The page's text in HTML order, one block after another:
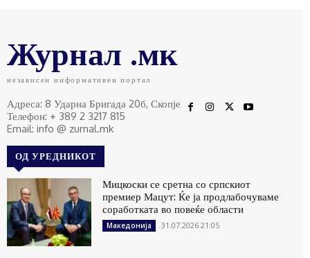
Журнал .мк
независен информативен портал
Адреса: 8 Ударна Бригада 20б, Скопје
Телефон: + 389 2 3217 815
Email: info @ zurnal.mk
ОД УРЕДНИКОТ
Мицкоски се сретна со српскиот
премиер Мацут: Ќе ја продлабочуваме
соработката во повеќе области
Македонија 31.07.2026 21:05